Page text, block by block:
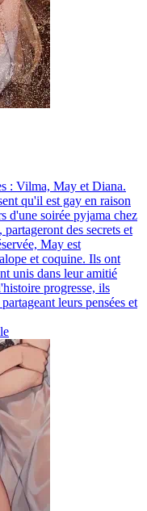
: Vilma, May et Diana.
qu'il est gay en raison
d'une soirée pyjama chez
des secrets et
May est
et coquine. Ils ont
unis dans leur amitié
progresse, ils
leurs pensées et